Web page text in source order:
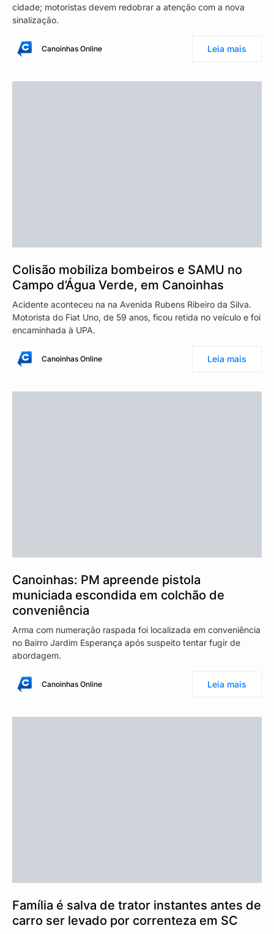
cidade; motoristas devem redobrar a atenção com a nova
sinalização.
Canoinhas Online Leia mais
Colisão mobiliza bombeiros e SAMU no
Campo d’Água Verde, em Canoinhas
Acidente aconteceu na na Avenida Rubens Ribeiro da Silva.
Motorista do Fiat Uno, de 59 anos, ficou retida no veículo e foi
encaminhada à UPA.
Canoinhas Online Leia mais
Canoinhas: PM apreende pistola
municiada escondida em colchão de
conveniência
Arma com numeração raspada foi localizada em conveniência
no Bairro Jardim Esperança após suspeito tentar fugir de
abordagem.
Canoinhas Online Leia mais
Família é salva de trator instantes antes de
carro ser levado por correnteza em SC